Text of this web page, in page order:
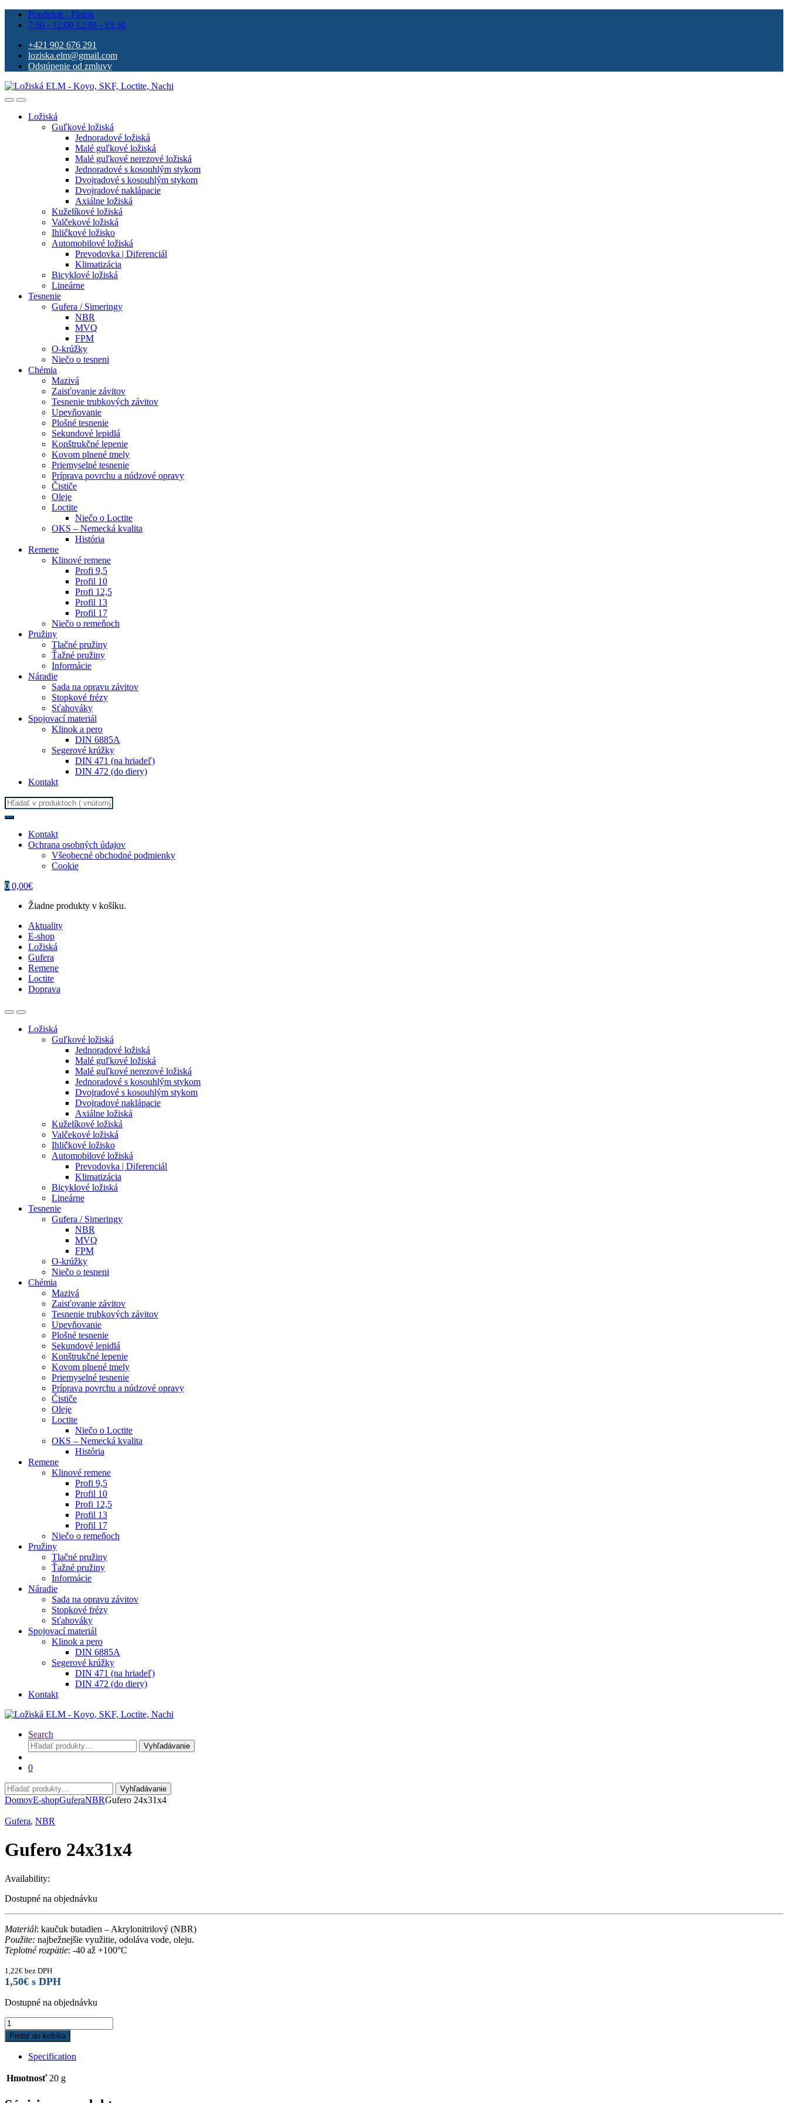
Pondelok - Piatok
7:30 - 12:00 12:30 - 15:30
+421 902 676 291
loziska.elm@gmail.com
Odstúpenie od zmluvy
Ložiská
Guľkové ložiská
Jednoradové ložiská
Malé guľkové ložiská
Malé guľkové nerezové ložiská
Jednoradové s kosouhlým stykom
Dvojradové s kosouhlým stykom
Dvojradové naklápacie
Axiálne ložiská
Kuželíkové ložiská
Valčekové ložiská
Ihličkové ložisko
Automobilové ložiská
Prevodovka | Diferenciál
Klimatizácia
Bicyklové ložiská
Lineárne
Tesnenie
Gufera / Simeringy
NBR
MVQ
FPM
O-krúžky
Niečo o tesneni
Chémia
Mazivá
Zaisťovanie závitov
Tesnenie trubkových závitov
Upevňovanie
Plošné tesnenie
Sekundové lepidlá
Konštrukčné lepenie
Kovom plnené tmely
Priemyselné tesnenie
Príprava povrchu a núdzové opravy
Čističe
Oleje
Loctite
Niečo o Loctite
OKS – Nemecká kvalita
História
Remene
Klinové remene
Profi 9,5
Profil 10
Profi 12,5
Profil 13
Profil 17
Niečo o remeňoch
Pružiny
Tlačné pružiny
Ťažné pružiny
Informácie
Náradie
Sada na opravu závitov
Stopkové frézy
Sťahováky
Spojovací materiál
Klinok a pero
DIN 6885A
Segerové krúžky
DIN 471 (na hriadeľ)
DIN 472 (do diery)
Kontakt
Search
for:
Kontakt
Ochrana osobných údajov
Všeobecné obchodné podmienky
Cookie
0 0,00€
Žiadne produkty v košíku.
Aktuality
E-shop
Ložiská
Gufera
Remene
Loctite
Doprava
Ložiská
Guľkové ložiská
Jednoradové ložiská
Malé guľkové ložiská
Malé guľkové nerezové ložiská
Jednoradové s kosouhlým stykom
Dvojradové s kosouhlým stykom
Dvojradové naklápacie
Axiálne ložiská
Kuželíkové ložiská
Valčekové ložiská
Ihličkové ložisko
Automobilové ložiská
Prevodovka | Diferenciál
Klimatizácia
Bicyklové ložiská
Lineárne
Tesnenie
Gufera / Simeringy
NBR
MVQ
FPM
O-krúžky
Niečo o tesneni
Chémia
Mazivá
Zaisťovanie závitov
Tesnenie trubkových závitov
Upevňovanie
Plošné tesnenie
Sekundové lepidlá
Konštrukčné lepenie
Kovom plnené tmely
Priemyselné tesnenie
Príprava povrchu a núdzové opravy
Čističe
Oleje
Loctite
Niečo o Loctite
OKS – Nemecká kvalita
História
Remene
Klinové remene
Profi 9,5
Profil 10
Profi 12,5
Profil 13
Profil 17
Niečo o remeňoch
Pružiny
Tlačné pružiny
Ťažné pružiny
Informácie
Náradie
Sada na opravu závitov
Stopkové frézy
Sťahováky
Spojovací materiál
Klinok a pero
DIN 6885A
Segerové krúžky
DIN 471 (na hriadeľ)
DIN 472 (do diery)
Kontakt
Search
Hľadať:
Vyhľadávanie
0
Hľadať:
Vyhľadávanie
DomovE-shopGuferaNBRGufero 24x31x4
Gufera, NBR
Gufero 24x31x4
Availability:
Dostupné na objednávku
Materiál: kaučuk butadien – Akrylonitrilový (NBR)
Použite: najbežnejšie využitie, odoláva vode, oleju.
Teplotné rozpätie: -40 až +100°C
1,22€ bez DPH
1,50€ s DPH
Dostupné na objednávku
Gufero
24x31x4
quantity
Pridať do košíka
Specification
Hmotnosť 20 g